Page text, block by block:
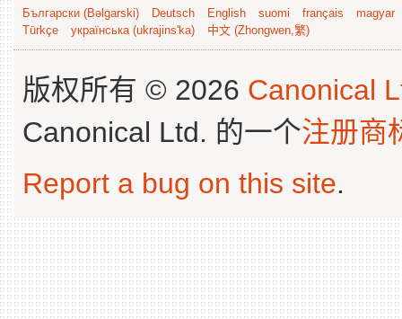
Български (Bəlgarski) Deutsch English suomi français
magyar
Türkçe
українська (ukrajins'ka) 中文 (Zhongwen,繁)
版权所有 © 2026 Canonical
Canonical Ltd. 的一个注册商
Report a bug on this site.